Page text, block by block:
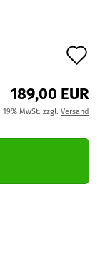
189,00 EUR
19% MwSt. zzgl. Versand